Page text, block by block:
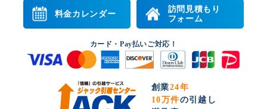
料金カレンダー
訪問見積もり
フォーム
カード・Pay払いご対応！
創業24年
10万件の引越し